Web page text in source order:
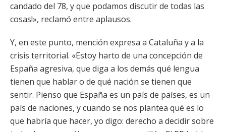
candado del 78, y que podamos discutir de todas las
cosas!», reclamó entre aplausos.
Y, en este punto, mención expresa a Cataluña y a la
crisis territorial. «Estoy harto de una concepción de
España agresiva, que diga a los demás qué lengua
tienen que hablar o de qué nación se tienen que
sentir. Pienso que España es un país de países, es un
país de naciones, y cuando se nos plantea qué es lo
que habría que hacer, yo digo: derecho a decidir sobre